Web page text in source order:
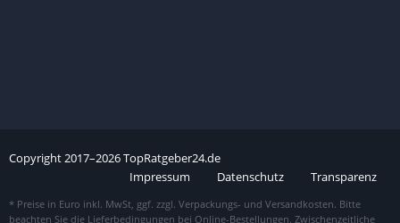
Copyright2017–2026TopRatgeber24.de
Impressum
Datenschutz Transparenz